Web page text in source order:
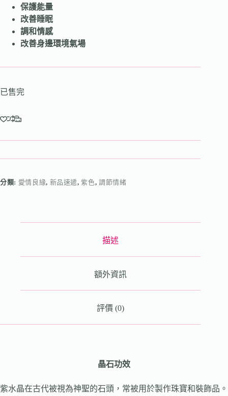
保護能量
改善睡眠
調和情感
改善身邊環境氣場
已售完
分類: 愛情良緣, 新品速遞,紫色,調節情緒
描述
額外資訊
評價 (0)
晶石功效
紫水晶在古代被視為神聖的石頭，常被用於製作珠寶和裝飾品。